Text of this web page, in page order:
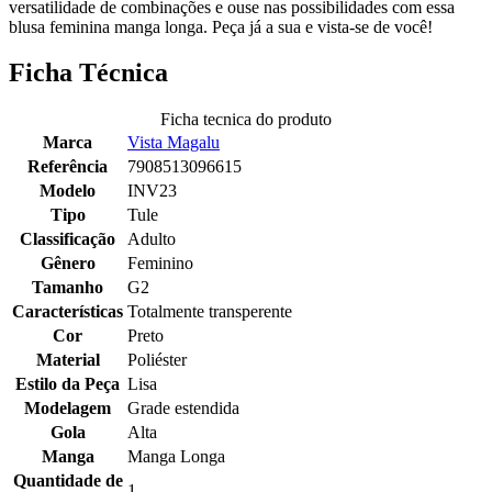
versatilidade de combinações e ouse nas possibilidades com essa
blusa feminina manga longa. Peça já a sua e vista-se de você!
Ficha Técnica
Ficha tecnica do produto
Marca
Vista Magalu
Referência
7908513096615
Modelo
INV23
Tipo
Tule
Classificação
Adulto
Gênero
Feminino
Tamanho
G2
Características Totalmente transperente
Cor
Preto
Material
Poliéster
Estilo da Peça Lisa
Modelagem
Grade estendida
Gola
Alta
Manga
Manga Longa
Quantidade de